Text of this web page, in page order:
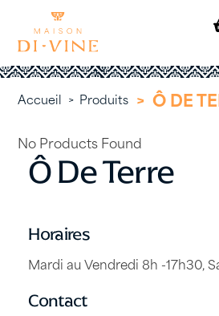
content
Accueil > Produits > Ô DE
Ô De Terre
Horaires
Mardi au Vendredi 8h -17h30,
Contact
No Products Found